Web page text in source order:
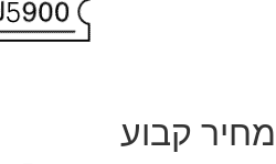
מחיר קבוע